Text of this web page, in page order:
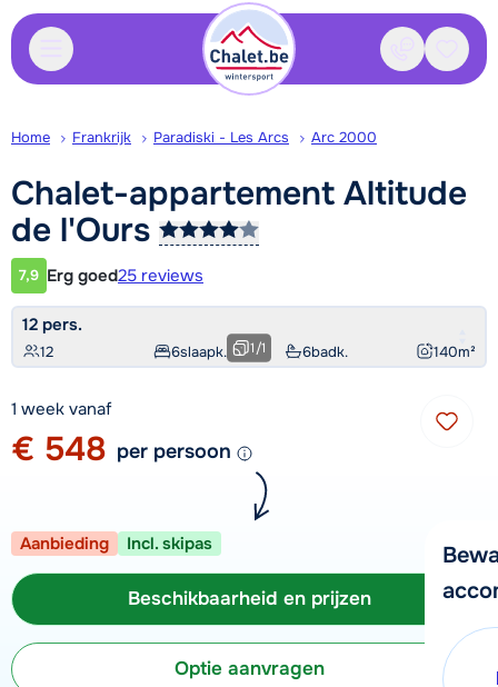
Contact
Home Frankrijk Paradiski - Les Arcs Arc 2000
Chalet-appartement Altitude
de l'Ours
Klantwaardering
7,9 Erg goed25 reviews
12 pers.
12 6slaapk. 6badk. 140m²
1/1
1 week vanaf
€ 548 per persoon
Aanbieding Incl. skipas
Beschikbaarheid en prijzen
Optie aanvragen